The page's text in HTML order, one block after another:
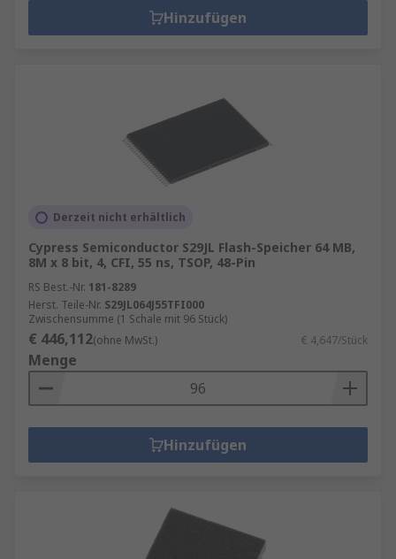
Hinzufügen
Derzeit nicht erhältlich
Cypress Semiconductor S29JL Flash-Speicher 64 MB,
8M x 8 bit, 4, CFI, 55 ns, TSOP, 48-Pin
RS Best.-Nr. 181-8289
Herst. Teile-Nr. S29JL064J55TFI000
Zwischensumme (1 Schale mit 96 Stück)
€ 446,112(ohne MwSt.) € 4,647/Stück
Menge
Hinzufügen